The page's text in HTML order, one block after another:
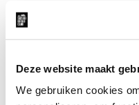
Deze website maakt
We gebruiken cookies
buizensysteem water
Zodra de
reservoirs. Op die
verspild. Dankzij de